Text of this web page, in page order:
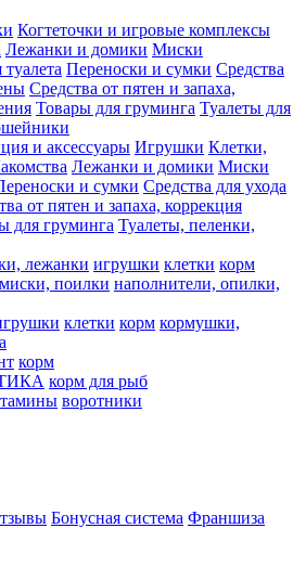
Когтеточки и игровые комплексы
Лежанки и домики Миски
Переноски и сумки Средства
Средства от пятен и запаха,
Товары для груминга Туалеты для
и аксессуары Игрушки Клетки,
Лежанки и домики Миски
и сумки Средства для ухода
от пятен и запаха, коррекция
для груминга Туалеты, пеленки,
лежанки игрушки клетки корм
миски, поилки наполнители, опилки,
клетки корм кормушки,
корм
корм для рыб
воротники
Бонусная система Франшиза